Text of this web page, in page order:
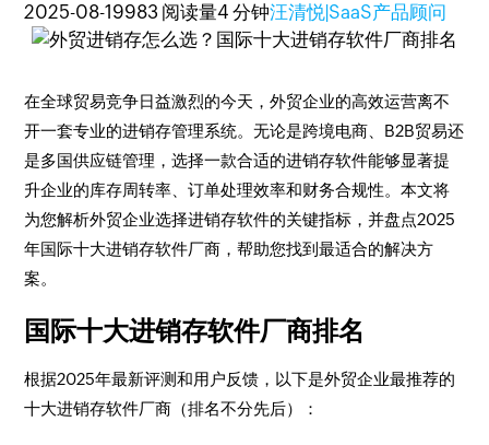
2025-08-19983 阅读量4 分钟汪清悦|SaaS产品顾问
在全球贸易竞争日益激烈的今天，外贸企业的高效运营离不
开一套专业的进销存管理系统。无论是跨境电商、B2B贸易还
是多国供应链管理，选择一款合适的进销存软件能够显著提
升企业的库存周转率、订单处理效率和财务合规性。本文将
为您解析外贸企业选择进销存软件的关键指标，并盘点2025
年国际十大进销存软件厂商，帮助您找到最适合的解决方
案。
国际十大进销存软件厂商排名
根据2025年最新评测和用户反馈，以下是外贸企业最推荐的
十大进销存软件厂商（排名不分先后）：